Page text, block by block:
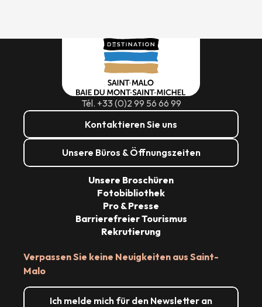
Tél. +33 (0)2 99 56 66 99
Kontaktieren Sie uns
Unsere Büros & Öffnungszeiten
Verpassen Sie keine Neuigkeiten aus Saint-
Malo
Ich melde mich für den Newsletter an
Unsere Broschüren
Fotobibliothek
Pro & Presse
Barrierefreier Tourismus
Rekrutierung